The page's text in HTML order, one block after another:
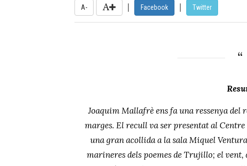
A- | Facebook | Twitter
Joaquim Mallafrè ens fa una ressenya
marges. El recull va ser presentat al
una gran acollida a la sala Miquel
marineres dels poemes de Trujillo; el vent,